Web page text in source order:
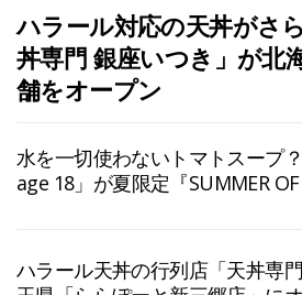
ハラール対応の天丼がさ
丼専門 銀座いつき」が北
舗をオープン
水を一切使わないトマトスープ
age 18」が夏限定『SUMMER
ハラール天丼の行列店「天丼専